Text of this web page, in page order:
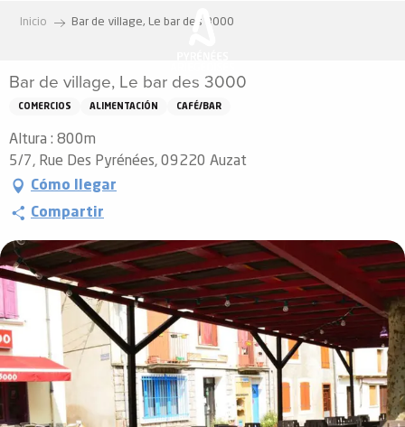
principal
Inicio Bar de village, Le bar des 3000
Bar de village, Le bar des 3000
COMERCIOS ALIMENTACIÓN CAFÉ/BAR
Altura : 800m
5/7, Rue Des Pyrénées, 09220 Auzat
Cómo llegar
Compartir